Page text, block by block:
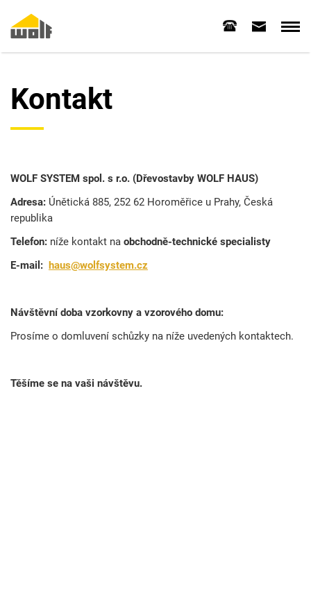
Kontakt
WOLF SYSTEM spol. s r.o. (Dřevostavby WOLF HAUS)
Adresa: Únětická 885, 252 62 Horoměřice u Prahy, Česká
republika
Telefon: níže kontakt na obchodně-technické specialisty
E-mail: haus@wolfsystem.cz
Návštěvní doba vzorkovny a vzorového domu:
Prosíme o domluvení schůzky na níže uvedených kontaktech.
Těšíme se na vaši návštěvu.